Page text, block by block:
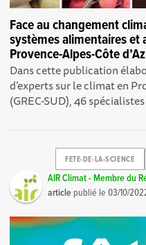
Face au changement
systèmes alimentaires et
Provence-Alpes-Côte
Dans cette publication
d’experts sur le climat en
(GREC-SUD), 46
FETE-DE-LA-SCIENCE
AIR Climat - Membre du
article publié le03/10/